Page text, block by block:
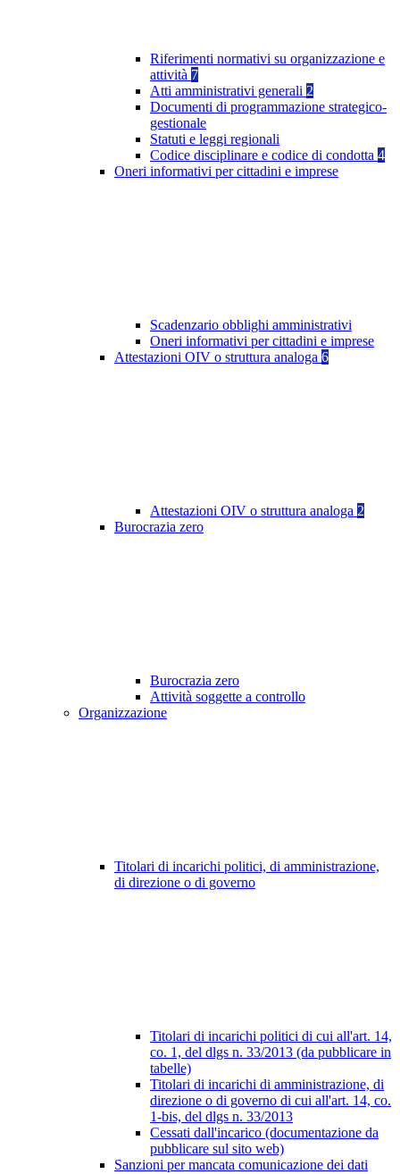
Riferimenti normativi su organizzazione e
attività 7
Atti amministrativi generali 2
Documenti di programmazione strategico-
gestionale
Statuti e leggi regionali
Codice disciplinare e codice di condotta 4
Oneri informativi per cittadini e imprese
Scadenzario obblighi amministrativi
Oneri informativi per cittadini e imprese
Attestazioni OIV o struttura analoga 6
Attestazioni OIV o struttura analoga 2
Burocrazia zero
Burocrazia zero
Attività soggette a controllo
Organizzazione
Titolari di incarichi politici, di amministrazione,
di direzione o di governo
Titolari di incarichi politici di cui all'art. 14,
co. 1, del dlgs n. 33/2013 (da pubblicare in
tabelle)
Titolari di incarichi di amministrazione, di
direzione o di governo di cui all'art. 14, co.
1-bis, del dlgs n. 33/2013
Cessati dall'incarico (documentazione da
pubblicare sul sito web)
Sanzioni per mancata comunicazione dei dati